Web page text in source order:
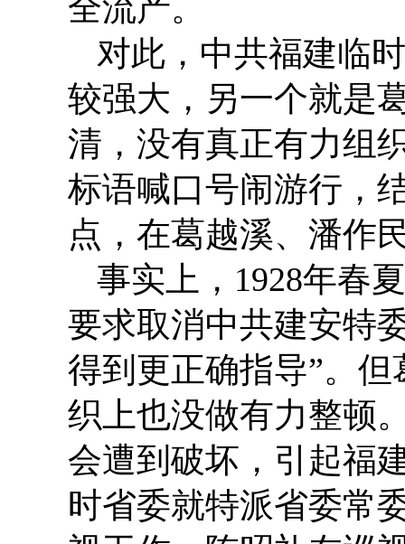
全流产。
对此，中共福建临
较强大，另一个就是
清，没有真正有力组
标语喊口号闹游行，
点，在葛越溪、潘作
事实上，1928年春
要求取消中共建安特
得到更正确指导”。
织上也没做有力整顿
会遭到破坏，引起福
时省委就特派省委常